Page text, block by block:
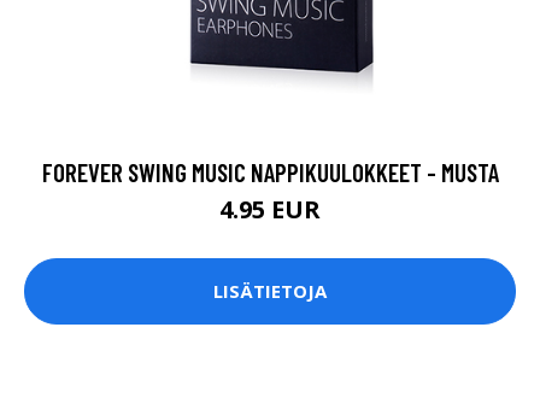
FOREVER SWING MUSIC NAPPIKUULOKKEET - MUSTA
4.95 EUR
LISÄTIETOJA